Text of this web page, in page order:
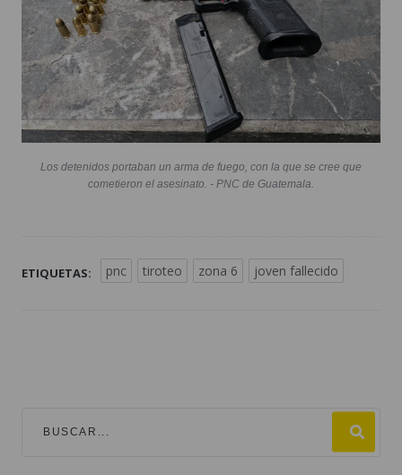
Los detenidos portaban un arma de fuego, con la que se cree que
cometieron el asesinato. - PNC de Guatemala.
ETIQUETAS: pnc tiroteo zona 6 joven fallecido